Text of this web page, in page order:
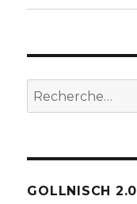
Recherche
pour :
GOLLNISCH 2.0